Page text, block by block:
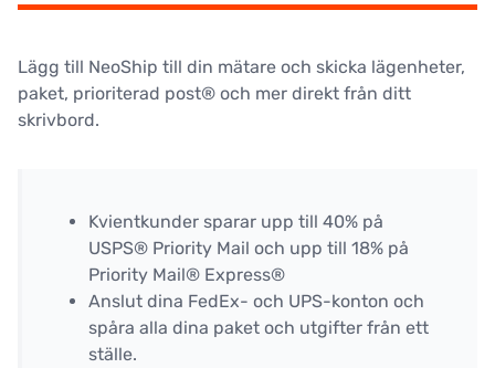
Lägg till NeoShip till din mätare och skicka lägenheter,
paket, prioriterad post® och mer direkt från ditt
skrivbord.
Kvientkunder sparar upp till 40% på
USPS® Priority Mail och upp till 18% på
Priority Mail® Express®
Anslut dina FedEx- och UPS-konton och
spåra alla dina paket och utgifter från ett
ställe.